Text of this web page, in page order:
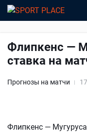
Флипкенс —
ставка на
Прогнозы на матчи
Флипкенс —